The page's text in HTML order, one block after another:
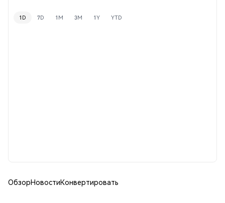
1D 7D 1M 3M 1Y YTD
ОбзорНовостиКонвертировать